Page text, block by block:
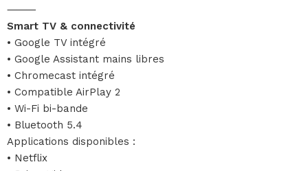
⸻
Smart TV & connectivité
• Google TV intégré
• Google Assistant mains libres
• Chromecast intégré
• Compatible AirPlay 2
• Wi-Fi bi-bande
• Bluetooth 5.4
Applications disponibles :
• Netflix